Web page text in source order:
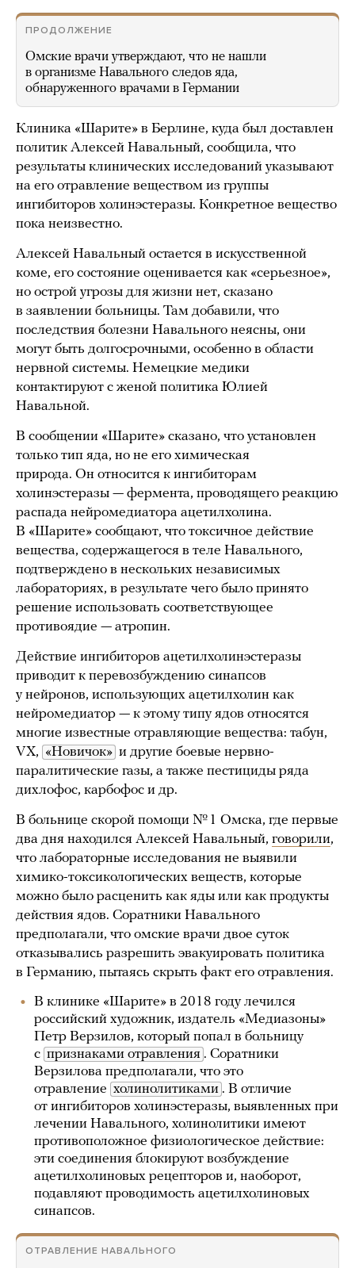
ПРОДОЛЖЕНИЕ
Омские врачи утверждают, что не нашли
в организме Навального следов яда,
обнаруженного врачами в Германии
Клиника «Шарите» в Берлине, куда был доставлен
политик Алексей Навальный, сообщила, что
результаты клинических исследований указывают
на его отравление веществом из группы
ингибиторов холинэстеразы. Конкретное вещество
пока неизвестно.
Алексей Навальный остается в искусственной
коме, его состояние оценивается как «серьезное»,
но острой угрозы для жизни нет, сказано
в заявлении больницы. Там добавили, что
последствия болезни Навального неясны, они
могут быть долгосрочными, особенно в области
нервной системы. Немецкие медики
контактируют с женой политика Юлией
Навальной.
В сообщении «Шарите» сказано, что установлен
только тип яда, но не его химическая
природа. Он относится к ингибиторам
холинэстеразы — фермента, проводящего реакцию
распада нейромедиатора ацетилхолина.
В «Шарите» сообщают, что токсичное действие
вещества, содержащегося в теле Навального,
подтверждено в нескольких независимых
лабораториях, в результате чего было принято
решение использовать соответствующее
противоядие — атропин.
Действие ингибиторов ацетилхолинэстеразы
приводит к перевозбуждению синапсов
у нейронов, использующих ацетилхолин как
нейромедиатор — к этому типу ядов относятся
многие известные отравляющие вещества: табун,
VX, «Новичок» и другие боевые нервно-
паралитические газы, а также пестициды ряда
дихлофос, карбофос и др.
В больнице скорой помощи № 1 Омска, где первые
два дня находился Алексей Навальный, говорили,
что лабораторные исследования не выявили
химико-токсикологических веществ, которые
можно было расценить как яды или как продукты
действия ядов. Соратники Навального
предполагали, что омские врачи двое суток
отказывались разрешить эвакуировать политика
в Германию, пытаясь скрыть факт его отравления.
В клинике «Шарите» в 2018 году лечился
российский художник, издатель «Медиазоны»
Петр Верзилов, который попал в больницу
с признаками отравления . Соратники
Верзилова предполагали, что это
отравление холинолитиками . В отличие
от ингибиторов холинэстеразы, выявленных при
лечении Навального, холинолитики имеют
противоположное физиологическое действие:
эти соединения блокируют возбуждение
ацетилхолиновых рецепторов и, наоборот,
подавляют проводимость ацетилхолиновых
синапсов.
ОТРАВЛЕНИЕ НАВАЛЬНОГО